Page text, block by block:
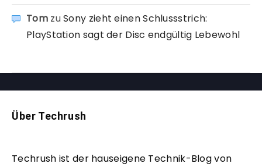
TomzuSony zieht einen Schlussstrich:
PlayStation sagt der Disc endgültig Lebewohl
Über Techrush
Techrush ist der hauseigene Technik-Blog von